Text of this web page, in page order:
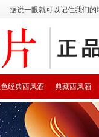
据说一眼就可以记住我们
典藏西凤酒
经典西凤酒